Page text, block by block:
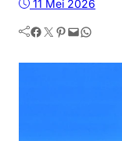
11 Mei 2026
Facebook Twitter Pinterest Mail WhatsApp